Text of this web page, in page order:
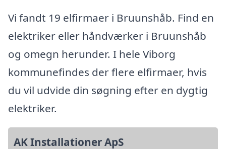
Vi fandt 19 elfirmaer i Bruunshåb. Find en
elektriker eller håndværker i Bruunshåb
og omegn herunder. I hele Viborg
kommunefindes der flere elfirmaer, hvis
du vil udvide din søgning efter en dygtig
elektriker.
AK Installationer ApS